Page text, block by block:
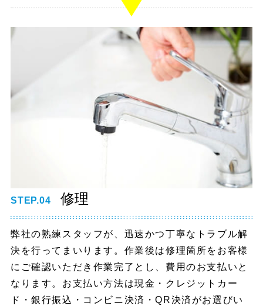
STEP.04 修理
弊社の熟練スタッフが、迅速かつ丁寧なトラブル解
決を行ってまいります。作業後は修理箇所をお客様
にご確認いただき作業完了とし、費用のお支払いと
なります。お支払い方法は現金・クレジットカー
ド・銀行振込・コンビニ決済・QR決済がお選びい